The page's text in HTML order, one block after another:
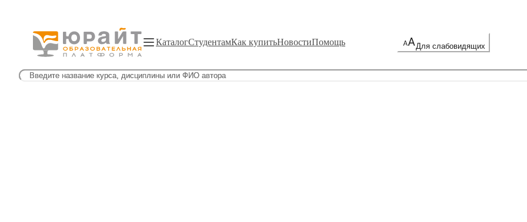
КаталогСтудентамКак купитьНовостиПомощь Для слабовидящих